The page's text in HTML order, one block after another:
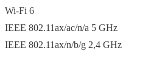
Wi-Fi 6
IEEE 802.11ax/ac/n/a 5 GHz
IEEE 802.11ax/n/b/g 2,4 GHz